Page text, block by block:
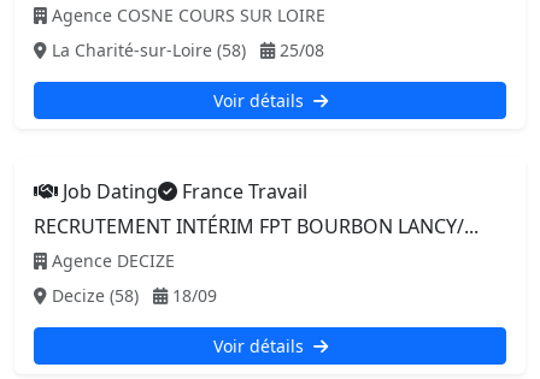
Agence COSNE COURS SUR LOIRE
La Charité-sur-Loire (58)
25/08
Voir détails
Job Dating
France Travail
RECRUTEMENT INTÉRIM FPT BOURBON LANCY/...
Agence DECIZE
Decize (58)
18/09
Voir détails